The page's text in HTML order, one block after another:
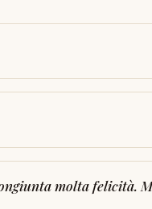
molta felicità.